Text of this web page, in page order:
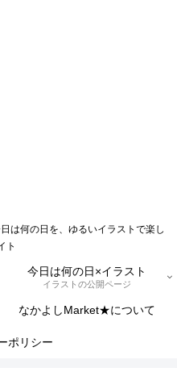
は何の日を、ゆるいイラストで楽し
ト
今日は何の日×イラスト
イラストの公開ページ
なかよしMarket★について
ポリシー